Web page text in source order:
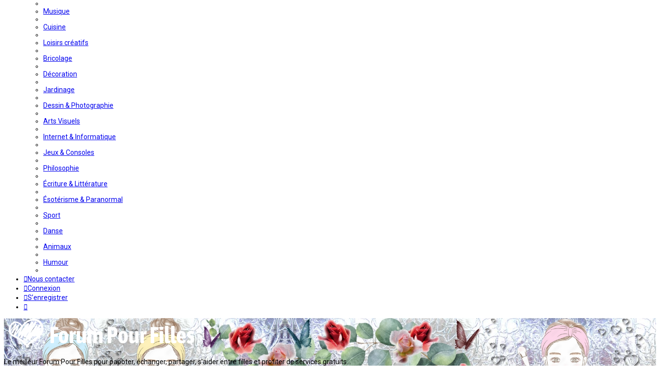
Musique
Cuisine
Loisirs créatifs
Bricolage
Décoration
Jardinage
Dessin & Photographie
Arts Visuels
Internet & Informatique
Jeux & Consoles
Philosophie
Écriture & Littérature
Ésotérisme & Paranormal
Sport
Danse
Animaux
Humour
Nous contacter
Connexion
S’enregistrer
Le meilleur Forum Pour Filles pour papoter, échanger, partager, s'aider entre filles et profiter de services gratuits...